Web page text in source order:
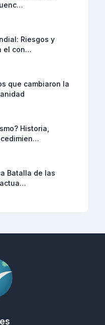
Riesgos y
el con…
que cambiaron la
Historia,
Batalla de las